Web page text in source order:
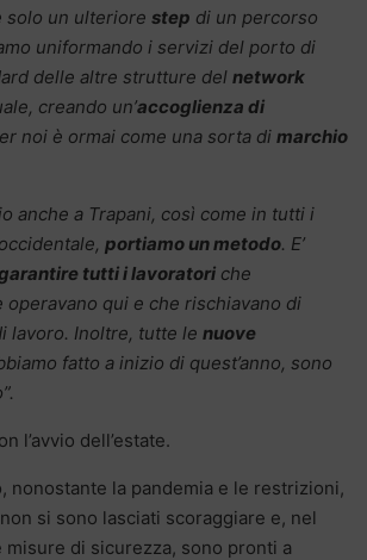
solo un ulteriore step di un percorso
uniformando i servizi del porto di
delle altre strutture del network
creando un’accoglienza di
noi è ormai come una sorta di marchio
anche a Trapani, così come in tutti i
portiamo un metodo. E’
tutti i lavoratori che
qui e che rischiavano di
lavoro. Inoltre, tutte le nuove
fatto a inizio di quest’anno, sono
l’avvio dell’estate.
nonostante la pandemia e le restrizioni,
non si sono lasciati scoraggiare e, nel
di sicurezza, sono pronti a